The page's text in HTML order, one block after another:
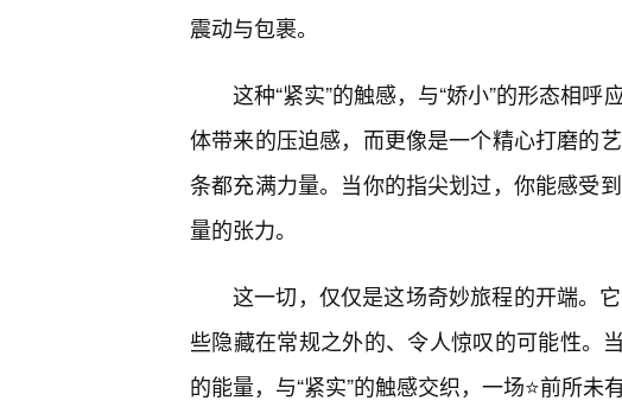
震动与包裹。
这种“紧实”的触感，与“娇小”的形态相
体带来的压迫感，而更像是一个精心打磨的
条都充满力量。当你的指尖划过，你能感受
量的张力。
这一切，仅仅是这场奇妙旅程的开端。
些隐藏在常规之外的、令人惊叹的可能性。
的能量，与“紧实”的触感交织，一场⭐前所未